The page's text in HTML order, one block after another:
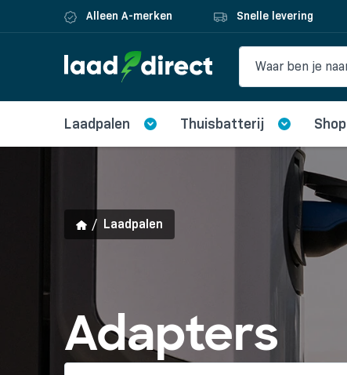
Alleen A-merken Snelle levering
Laadpalen Thuisbatterij Shop
Laadpalen
Adapters